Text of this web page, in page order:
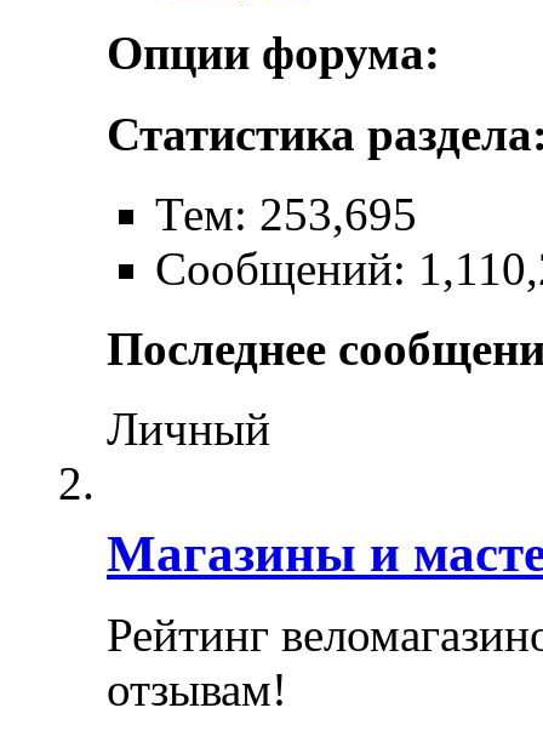
Опции форума:
Статистика
Тем: 253,695
Сообщений:
Последнее
Личный
Магазины и
Рейтинг
отзывам!